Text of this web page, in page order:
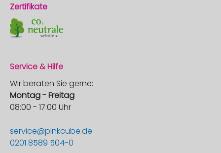
Zertifikate
Service & Hilfe
Wir beraten Sie gerne:
Montag - Freitag
08:00 - 17:00 Uhr
service@pinkcube.de
0201 8589 504-0